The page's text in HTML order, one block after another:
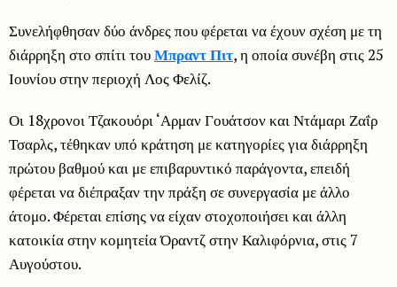
Συνελήφθησαν δύο άνδρες που φέρεται να έχουν σχέση με τη
διάρρηξη στο σπίτι τουΜπραντ Πιτ, η οποία συνέβη στις 25
Ιουνίου στην περιοχή Λος Φελίζ.
Οι 18χρονοι Τζακουόρι ‘Αρμαν Γουάτσον και Ντάμαρι Ζαΐρ
Τσαρλς, τέθηκαν υπό κράτηση με κατηγορίες για διάρρηξη
πρώτου βαθμού και με επιβαρυντικό παράγοντα, επειδή
φέρεται να διέπραξαν την πράξη σε συνεργασία με άλλο
άτομο. Φέρεται επίσης να είχαν στοχοποιήσει και άλλη
κατοικία στην κομητεία Όραντζ στην Καλιφόρνια, στις 7
Αυγούστου.